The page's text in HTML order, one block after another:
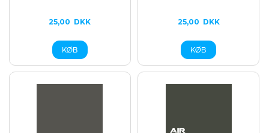
25,00 DKK 25,00 DKK